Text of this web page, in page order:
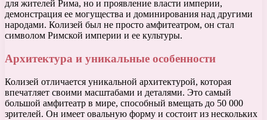
для жителей Рима, но и проявление власти империи,
демонстрация ее могущества и доминирования над другими
народами. Колизей был не просто амфитеатром, он стал
символом Римской империи и ее культуры.
Архитектура и уникальные особенности
Колизей отличается уникальной архитектурой, которая
впечатляет своими масштабами и деталями. Это самый
большой амфитеатр в мире, способный вмещать до 50 000
зрителей. Он имеет овальную форму и состоит из нескольких